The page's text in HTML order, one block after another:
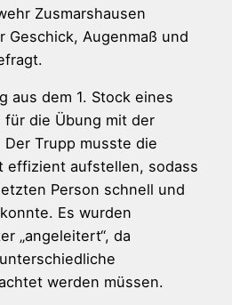
Zusmarshausen
Geschick, Augenmaß und
aus dem 1. Stock eines
für die Übung mit der
Trupp musste die
effizient aufstellen, sodass
Person schnell und
Es wurden
„angeleitert“, da
werden müssen.